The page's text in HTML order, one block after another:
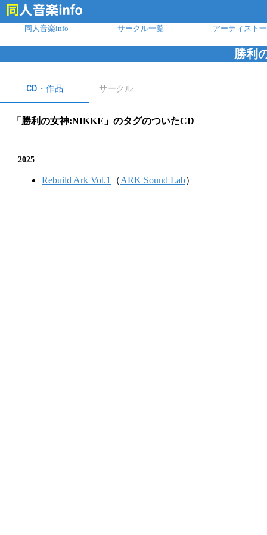
同人音楽info サークル一覧 アーティスト
勝利
CD・作品 サークル
「 勝利の女神:NIKKE 」のタグのついたCD
2025
Rebuild Ark Vol.1 （ARK Sound Lab）